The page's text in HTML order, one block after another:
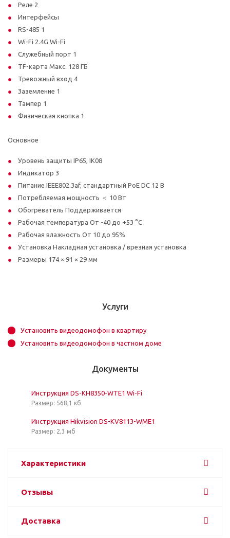
Реле 2
Интерфейсы
RS-485 1
Wi-Fi 2.4G Wi-Fi
Служебный порт 1
TF-карта Макс. 128 ГБ
Тревожный вход 4
Заземление 1
Тампер 1
Физическая кнопка 1
Основное
Уровень защиты IP65, IK08
Индикатор 3
Питание IEEE802.3af, стандартный PoE DС 12 В
Потребляемая мощность ＜ 10 Вт
Обогреватель Поддерживается
Рабочая температура От -40 до +53 °C
Рабочая влажность От 10 до 95%
Установка Накладная установка / врезная установка
Размеры 174 × 91 × 29 мм
Услуги
Установить видеодомофон в квартиру
Установить видеодомофон в частном доме
Документы
Инструкция DS-KH8350-WTE1 Wi-Fi
Размер: 568,1 кб
Инструкция Hikvision DS-KV8113-WME1
Размер: 2,3 мб
Характеристики
Отзывы
Доставка